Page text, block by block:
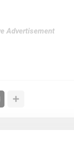
Advertisement